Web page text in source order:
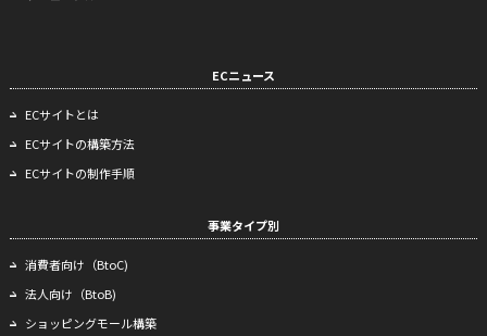
ECニュース
ECサイトとは
ECサイトの構築方法
ECサイトの制作手順
事業タイプ別
消費者向け（BtoC)
法人向け（BtoB)
ショッピングモール構築